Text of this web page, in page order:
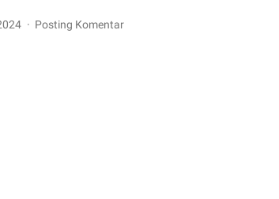
Posting Komentar